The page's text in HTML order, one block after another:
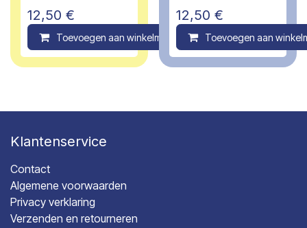
12,50 €
Toevoegen aan winkelmandje Compare
12,50 €
Toevoegen aan
Klantenservice
Contact
Algemene voorwaarden
Privacy verklaring
Verzenden en retourneren